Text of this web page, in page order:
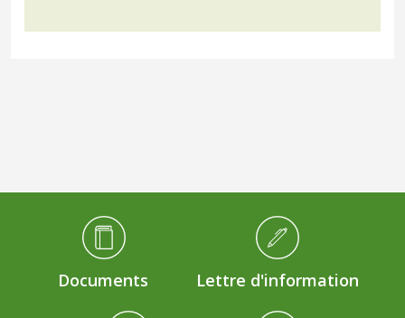
Médiathèque Footer
Documents Lettre d'information